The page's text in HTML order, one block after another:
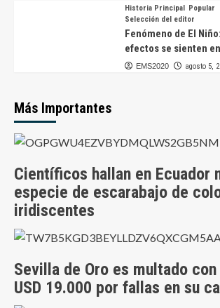
Historia Principal Popular
Selección del editor
Fenómeno de El
efectos se sienten
EMS2020 agosto 5,
Más Importantes
Científicos hallan en Ecuador
especie de escarabajo de
iridiscentes
Sevilla de Oro es multado
USD 19.000 por fallas en su